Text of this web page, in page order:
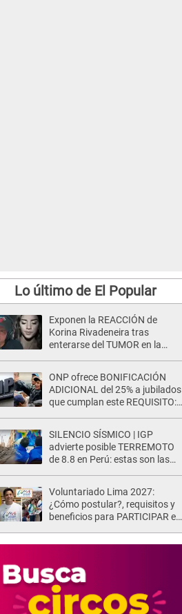
Lo último de El Popular
Exponen la REACCIÓN de
Korina Rivadeneira tras
enterarse del TUMOR en la
ONP ofrece BONIFICACIÓN
ADICIONAL del 25% a jubilados
que cumplan este REQUISITO:
SILENCIO SÍSMICO | IGP
advierte posible TERREMOTO
de 8.8 en Perú: estas son las
Voluntariado Lima 2027:
¿Cómo postular?, requisitos y
beneficios para PARTICIPAR en